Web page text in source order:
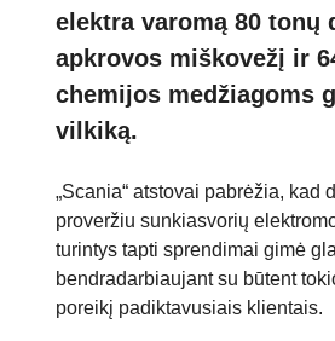
elektra varomą 80 tonų
apkrovos miškovežį ir
chemijos medžiagoms
vilkiką.
„Scania“ atstovai pabrėžia, kad
proveržiu sunkiasvorių
turintys tapti sprendimai gimė
bendradarbiaujant su būtent
poreikį padiktavusiais klientais.